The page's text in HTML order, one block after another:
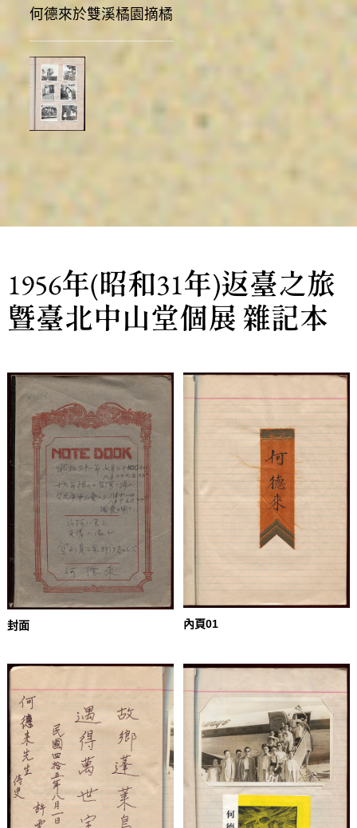
何德來於雙溪橘園摘橘
1956年(昭和31年)返臺之旅
暨臺北中山堂個展 雜記本
封面 內頁01